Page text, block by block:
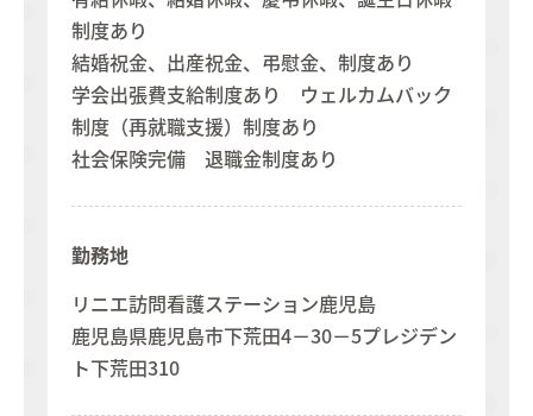
制度あり
結婚祝金、出産祝金、弔慰金、制度あり
学会出張費支給制度あり ウェルカムバック
制度（再就職支援）制度あり
社会保険完備 退職金制度あり
勤務地
リニエ訪問看護ステーション鹿児島
鹿児島県鹿児島市下荒田4－30－5プレジデン
ト下荒田310